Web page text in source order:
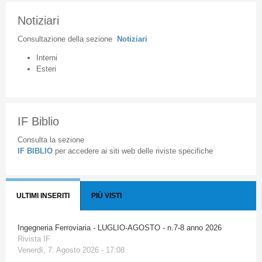
Notiziari
Consultazione della sezione Notiziari
Interni
Esteri
IF Biblio
Consulta la sezione
IF BIBLIO per accedere ai siti web delle riviste specifiche
ULTIMI INSERITI PIÙ VISTI
Ingegneria Ferroviaria - LUGLIO-AGOSTO - n.7-8 anno 2026
Rivista IF
Venerdì, 7. Agosto 2026 - 17:08